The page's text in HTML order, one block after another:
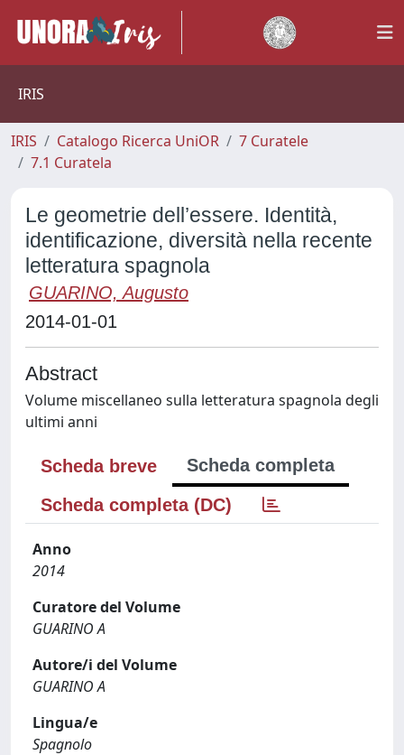
IRIS
IRIS Catalogo Ricerca UniOR
7 Curatele
7.1 Curatela
Le geometrie dell’essere. Identità,
identificazione, diversità nella recente
letteratura spagnola
GUARINO, Augusto
2014-01-01
Abstract
Volume miscellaneo sulla letteratura spagnola degli
ultimi anni
Scheda breve
Scheda completa
Scheda completa (DC)
Anno
2014
Curatore del Volume
GUARINO A
Autore/i del Volume
GUARINO A
Lingua/e
Spagnolo